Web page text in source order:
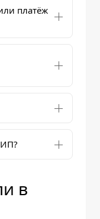
платёж
ИП?
в